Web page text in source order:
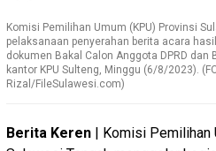
Komisi Pemilihan Umum (KPU) Provinsi
pelaksanaan penyerahan berita acara
dokumen Bakal Calon Anggota DPRD dan
kantor KPU Sulteng, Minggu (6/8/2023).
Rizal/FileSulawesi.com)
Berita Keren | Komisi Pemilihan